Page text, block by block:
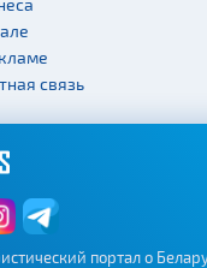
связь
портал о